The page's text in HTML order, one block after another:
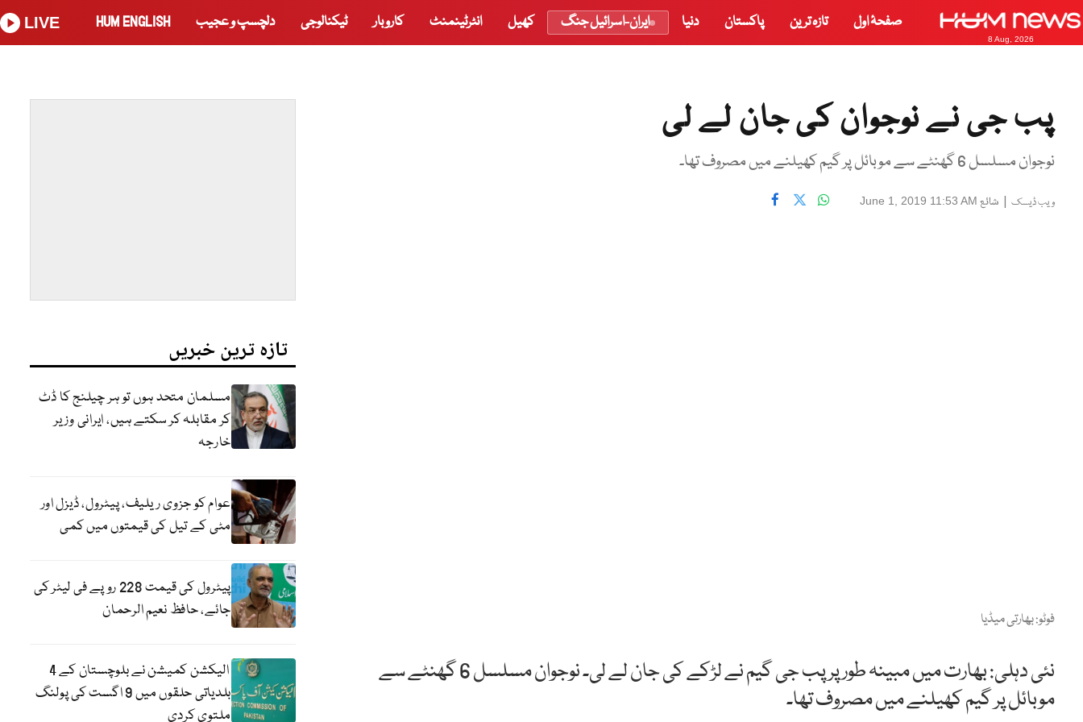
8 Aug, 2026
صفحۂ اول تازہ ترین پاکستان دنیا ایران-اسرائیل جنگ کھیل انٹرٹینمنٹ کاروبار ٹیکنالوجی دلچسپ و عجیب HUM ENGLISH
LIVE
پب جی نے نوجوان کی جان لے لی
نوجوان مسلسل 6 گھنٹے سے موبائل پر گیم کھیلنے میں مصروف تھا۔
ویب ڈیسک | شائع June 1, 2019 11:53 AM
فوٹو: بھارتی میڈیا
نئی دہلی: بھارت میں مبینہ طور پر پب جی گیم نے لڑکے کی جان لے لی۔ نوجوان مسلسل 6 گھنٹے سے
موبائل پر گیم کھیلنے میں مصروف تھا۔
تازہ ترین خبریں
مسلمان متحد ہوں تو ہر چیلنج کا ڈٹ
کر مقابلہ کر سکتے ہیں، ایرانی وزیر
خارجہ
عوام کو جزوی ریلیف، پیٹرول، ڈیزل اور
مٹی کے تیل کی قیمتوں میں کمی
پیٹرول کی قیمت 228 روپے فی لیٹر کی
جائے، حافظ نعیم الرحمان
الیکشن کمیشن نے بلوچستان کے 4
بلدیاتی حلقوں میں 9 اگست کی پولنگ
ملتوی کردی